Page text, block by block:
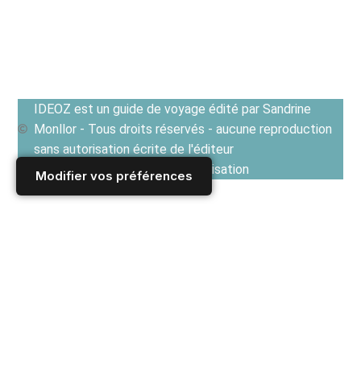
Modifier vos préférences
IDEOZ est un guide de voyage édité par Sandrine
Monllor - Tous droits réservés - aucune reproduction
sans autorisation écrite de l'éditeur
Voir les Conditions générales d'utilisation